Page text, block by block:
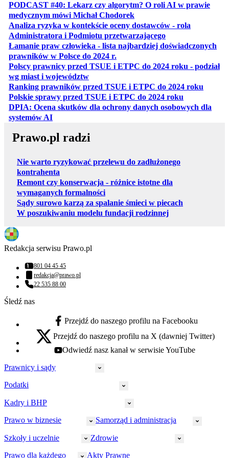
PODCAST #40: Lekarz czy algorytm? O roli AI w prawie
medycznym mówi Michał Chodorekotwiera się w nowej karcie
Analiza ryzyka w kontekście oceny dostawców - rola
Administratora i Podmiotu przetwarzającegootwiera się w
Łamanie praw człowieka - lista najbardziej doświadczonych
prawników w Polsce do 2024 r.
Polscy prawnicy przed TSUE i ETPC do 2024 roku - podział
wg miast i województwotwiera się w nowej karcie
Ranking prawników przed TSUE i ETPC do 2024 roku
Polskie sprawy przed TSUE i ETPC do 2024 roku
DPIA: Ocena skutków dla ochrony danych osobowych dla
systemów AIotwiera się w nowej karcie
Prawo.pl radzi
Nie warto ryzykować przelewu do zadłużonego
kontrahenta
Remont czy konserwacja - różnice istotne dla
wymaganych formalności
Sądy surowo karzą za spalanie śmieci w piecach
W poszukiwaniu modelu fundacji rodzinnej
Redakcja serwisu Prawo.pl
Numer telefonu:
801 04 45 45
Adres email:
redakcja@prawo.pl
Numer telefonu:
22 535 88 00
Śledź nas
facebook - otwiera się w nowej karcie
Przejdź do naszego profilu na Facebooku
x - otwiera się w nowej karcie
Przejdź do naszego profilu na X (dawniej Twitter)
youtube - otwiera się w nowej karcie
Odwiedź nasz kanał w serwisie YouTube
Prawnicy i sądy
Prawnicy
Policja
Strefa aplikanta
Podatki
CIT
Akcyza
Kadry i BHP
HR
Ubezpieczenia społeczne
Prawo w biznesie
Małe i średnie firmy
Samorząd i administracja
Bezpieczeństwo publiczne
Szkoły i uczelnie Zdrowie
Prawo dla każdego Akty Prawne